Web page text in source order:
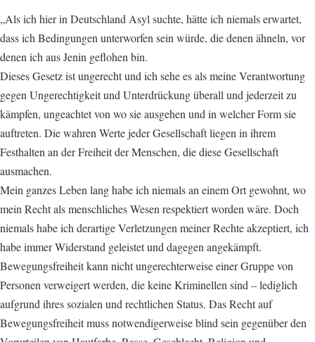
„Als ich hier in Deutschland Asyl suchte, hätte ich niemals erwartet,
dass ich Bedingungen unterworfen sein würde, die denen ähneln, vor
denen ich aus Jenin geflohen bin.
Dieses Gesetz ist ungerecht und ich sehe es als meine Verantwortung
gegen Ungerechtigkeit und Unterdrückung überall und jederzeit zu
kämpfen, ungeachtet von wo sie ausgehen und in welcher Form sie
auftreten. Die wahren Werte jeder Gesellschaft liegen in ihrem
Festhalten an der Freiheit der Menschen, die diese Gesellschaft
ausmachen.
Mein ganzes Leben lang habe ich niemals an einem Ort gewohnt, wo
mein Recht als menschliches Wesen respektiert worden wäre. Doch
niemals habe ich derartige Verletzungen meiner Rechte akzeptiert, ich
habe immer Widerstand geleistet und dagegen angekämpft.
Bewegungsfreiheit kann nicht ungerechterweise einer Gruppe von
Personen verweigert werden, die keine Kriminellen sind – lediglich
aufgrund ihres sozialen und rechtlichen Status. Das Recht auf
Bewegungsfreiheit muss notwendigerweise blind sein gegenüber den